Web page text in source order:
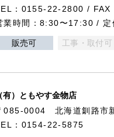
：0155-22-2800 /
業時間：8:30〜17:30 / 定
販売可 工事・取付可
有）ともやす金物店
085-0004 北海道釧路市
：0154-22-5875